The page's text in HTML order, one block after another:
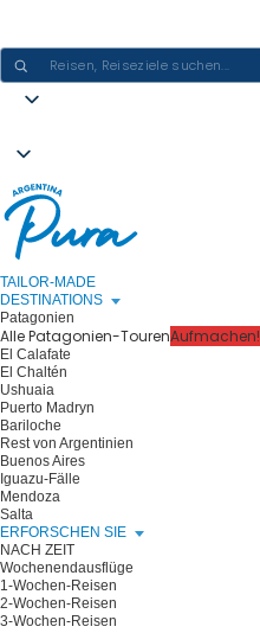
TAILOR-MADE
DESTINATIONS
Patagonien
Alle Patagonien-TourenAufmachen!
El Calafate
El Chaltén
Ushuaia
Puerto Madryn
Bariloche
Rest von Argentinien
Buenos Aires
Iguazu-Fälle
Mendoza
Salta
ERFORSCHEN SIE
NACH ZEIT
Wochenendausflüge
1-Wochen-Reisen
2-Wochen-Reisen
3-Wochen-Reisen